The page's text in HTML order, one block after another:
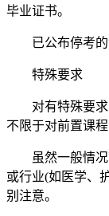
毕业证书。
已公布停考的
特殊要求
对有特殊要求
不限于对前置课
虽然一般情况
或行业(如医学、
别注意。